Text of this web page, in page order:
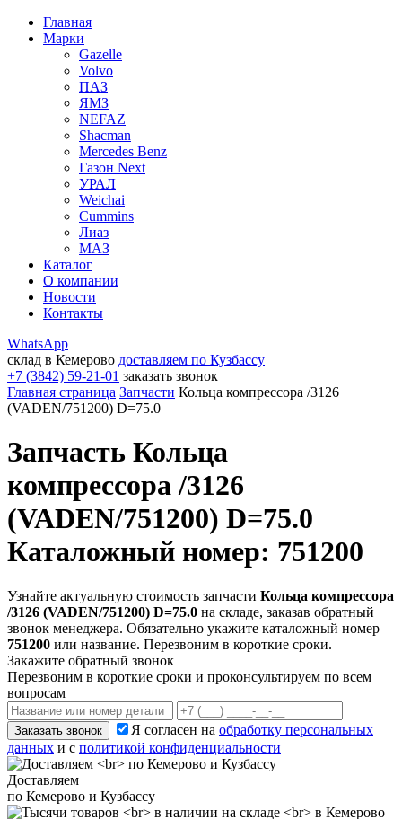
Главная
Марки
Gazelle
Volvo
ПАЗ
ЯМЗ
NEFAZ
Shacman
Mercedes Benz
Газон Next
УРАЛ
Weichai
Cummins
Лиаз
МАЗ
Каталог
О компании
Новости
Контакты
WhatsApp
склад в Кемерово доставляем по Кузбассу
+7 (3842) 59-21-01 заказать звонок
Главная страница Запчасти Кольца компрессора /3126
(VADEN/751200) D=75.0
Запчасть Кольца
компрессора /3126
(VADEN/751200) D=75.0
Каталожный номер: 751200
Узнайте актуальную стоимость запчасти Кольца компрессора
/3126 (VADEN/751200) D=75.0 на складе, заказав обратный
звонок менеджера. Обязательно укажите каталожный номер
751200 или название. Перезвоним в короткие сроки.
Закажите обратный звонок
Перезвоним в короткие сроки и проконсультируем по всем
вопросам
Заказать звонок Я согласен на обработку персональных
данных и с политикой конфиденциальности
Доставляем
по Кемерово и Кузбассу